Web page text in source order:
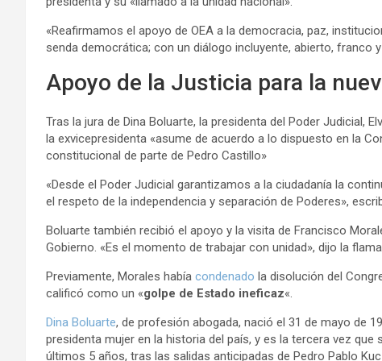
«Reafirmamos el apoyo de OEA a la democracia, paz,
senda democrática; con un diálogo incluyente, abierto, franco
Apoyo de la Justicia para la
Tras la jura de Dina Boluarte, la presidenta del Poder Judicial,
la exvicepresidenta «asume de acuerdo a lo dispuesto en la
constitucional de parte de Pedro Castillo»
«Desde el Poder Judicial garantizamos a la ciudadanía la
el respeto de la independencia y separación de Poderes»,
Boluarte también recibió el apoyo y la visita de Francisco
Gobierno. «Es el momento de trabajar con unidad», dijo la
Previamente, Morales había condenado la disolución del
calificó como un «golpe de Estado ineficaz«.
Dina Boluarte, de profesión abogada, nació el 31 de mayo de
presidenta mujer en la historia del país, y es la tercera vez
últimos 5 años, tras las salidas anticipadas de Pedro Pablo